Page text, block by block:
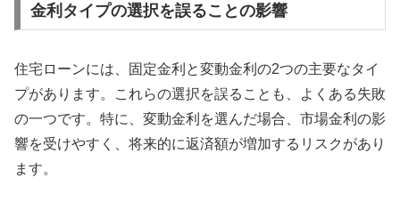
金利タイプの選択を誤ることの影響
住宅ローンには、固定金利と変動金利の2つの主要なタイ
プがあります。これらの選択を誤ることも、よくある失敗
の一つです。特に、変動金利を選んだ場合、市場金利の影
響を受けやすく、将来的に返済額が増加するリスクがあり
ます。